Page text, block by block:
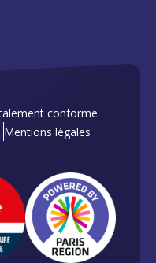
conforme
Mentions légales